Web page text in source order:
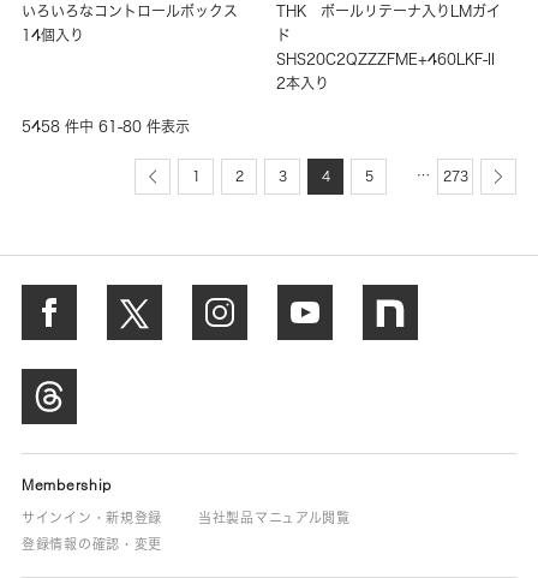
いろいろなコントロールボックス
14個入り
THK ボールリテーナ入りLMガイ
ド
SHS20C2QZZZFME+460LKF-II
2本入り
5458 件中 61-80 件表示
1 2 3 4 5 … 273
Membership
サインイン・新規登録
当社製品マニュアル閲覧
登録情報の確認・変更